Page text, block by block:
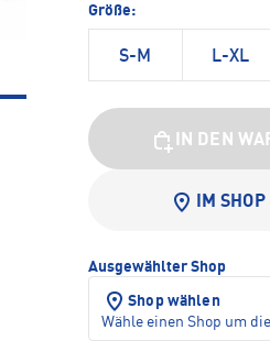
Größe:
S-M L-XL
IN DEN
IM
Ausgewählter Shop
Shop wählen
Wähle einen Shop um